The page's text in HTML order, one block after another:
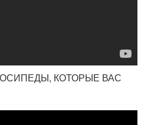
КОТОРЫЕ ВАС